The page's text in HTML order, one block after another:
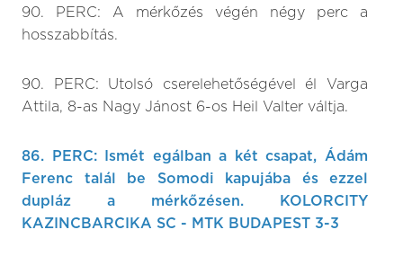
90. PERC: A mérkőzés végén négy perc a
hosszabbítás.
90. PERC: Utolsó cserelehetőségével él Varga
Attila, 8-as Nagy Jánost 6-os Heil Valter váltja.
86. PERC: Ismét egálban a két csapat, Ádám
Ferenc talál be Somodi kapujába és ezzel
dupláz a mérkőzésen. KOLORCITY
KAZINCBARCIKA SC - MTK BUDAPEST 3-3